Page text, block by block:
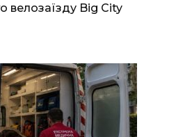
велозаїзду Big Сity